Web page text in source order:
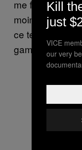
me force à le
moins de
ce temps là, je
gamberger. »
Kill
just
VICE
our very